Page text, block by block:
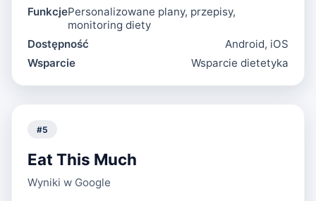
FunkcjePersonalizowane plany, przepisy,
monitoring diety
Dostępność
Android, iOS
Wsparcie
Wsparcie dietetyka
#5
Eat This Much
Wyniki w Google